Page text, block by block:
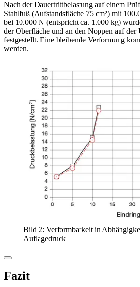
Nach der Dauertrittbelastung auf einem
Stahlfuß (Aufstandsfläche 75 cm²) mit
bei 10.000 N (entspricht ca. 1.000 kg)
der Oberfläche und an den Noppen auf der
festgestellt. Eine bleibende Verformung
werden.
Bild 2: Verformbarkeit in
Auflagedruck
Fazit